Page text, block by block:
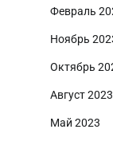
Февраль
Ноябрь
Октябрь
Август 2023
Май 2023